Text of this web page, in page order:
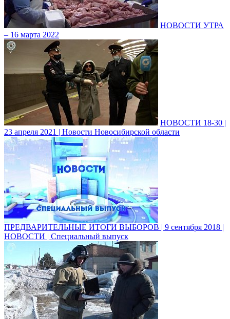
НОВОСТИ УТРА
– 16 марта 2022
НОВОСТИ 18-30 |
23 апреля 2021 | Новости Новосибирской области
ПРЕДВАРИТЕЛЬНЫЕ ИТОГИ ВЫБОРОВ | 9 сентября 2018 |
НОВОСТИ | Специальный выпуск